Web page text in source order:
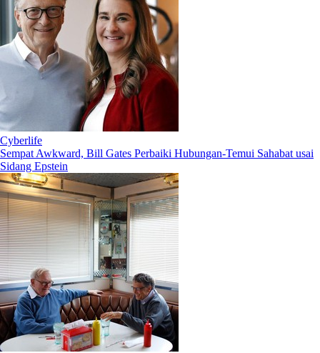
Cyberlife
Sempat Awkward, Bill Gates Perbaiki Hubungan-Temui Sahabat usai
Sidang Epstein